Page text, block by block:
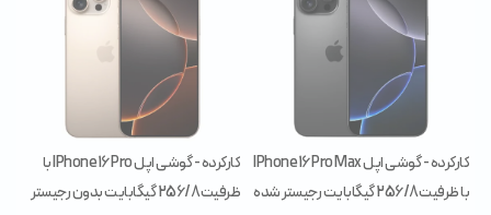
کارکرده - گوشی اپل IPhone 16 Pro Max
با ظرفیت 256/8 گیگابایت رجیستر شده
کارکرده - گوشی اپل IPhone 16 Pro با
ظرفیت 256/8 گیگابایت بدون رجیستر